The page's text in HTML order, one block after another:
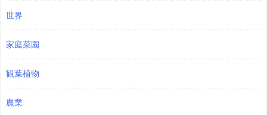
世界
家庭菜園
観葉植物
農業